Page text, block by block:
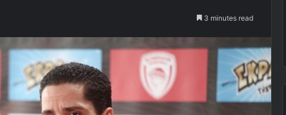
3 minutes read